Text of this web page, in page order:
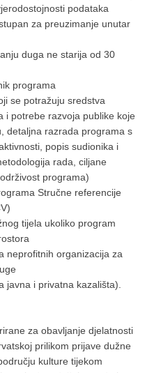
podataka
za preuzimanje unutar
duga ne starija od 30
programa
se potražuju sredstva
i potrebe razvoja publike koje
detaljna razrada programa s
popis sudionika i
rada, ciljane
programa)
Stručne referencije
tijela ukoliko program
neprofitnih organizacija za
javna i privatna kazališta).
za obavljanje djelatnosti
prilikom prijave dužne
kulture tijekom